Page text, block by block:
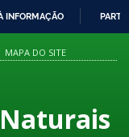
INFORMAÇÃO
MAPA DO SITE